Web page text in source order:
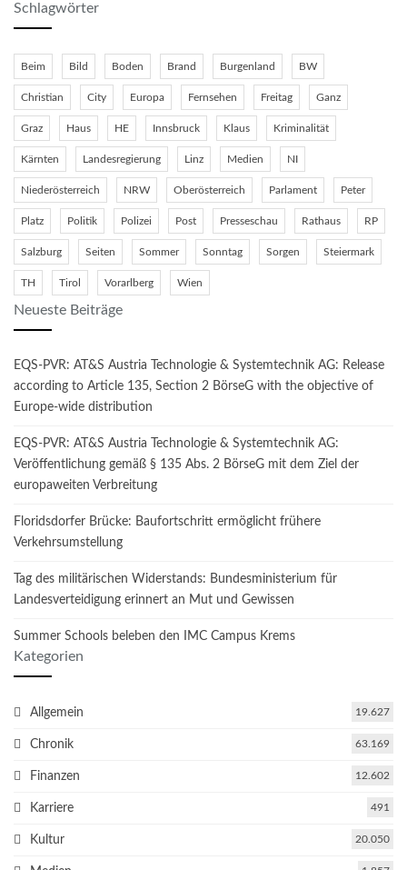
Schlagwörter
Beim Bild Boden Brand Burgenland BW
Christian City Europa Fernsehen Freitag Ganz
Graz Haus HE Innsbruck Klaus Kriminalität
Kärnten Landesregierung Linz Medien NI
Niederösterreich NRW Oberösterreich Parlament Peter
Platz Politik Polizei Post Presseschau Rathaus RP
Salzburg Seiten Sommer Sonntag Sorgen Steiermark
TH Tirol Vorarlberg Wien
Neueste Beiträge
EQS-PVR: AT&S Austria Technologie & Systemtechnik AG: Release
according to Article 135, Section 2 BörseG with the objective of
Europe-wide distribution
EQS-PVR: AT&S Austria Technologie & Systemtechnik AG:
Veröffentlichung gemäß § 135 Abs. 2 BörseG mit dem Ziel der
europaweiten Verbreitung
Floridsdorfer Brücke: Baufortschritt ermöglicht frühere
Verkehrsumstellung
Tag des militärischen Widerstands: Bundesministerium für
Landesverteidigung erinnert an Mut und Gewissen
Summer Schools beleben den IMC Campus Krems
Kategorien
Allgemein 19.627
Chronik 63.169
Finanzen 12.602
Karriere 491
Kultur 20.050